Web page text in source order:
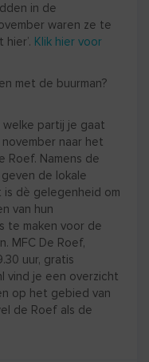
in de
waren ze te
Klik hier voor
met de buurman?
partij je gaat
november naar het
Roef. Namens de
de lokale
dè gelegenheid om
van hun
te maken voor de
MFC De Roef,
uur, gratis
vind je een overzicht
op het gebied van
de Roef als de